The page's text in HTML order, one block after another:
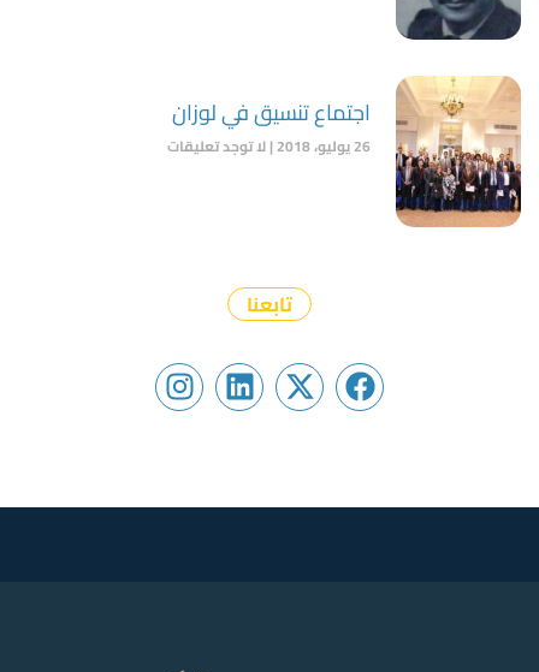
اجتماع تنسيق في لوزان
26 يوليو، 2018 لا توجد تعليقات
تابعنا